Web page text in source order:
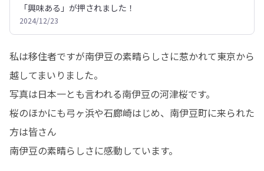
「興味ある」が押されました！
2024/12/23
私は移住者ですが南伊豆の素晴らしさに惹かれて東京から
越してまいりました。
写真は日本一とも言われる南伊豆の河津桜です。
桜のほかにも弓ヶ浜や石廊崎はじめ、南伊豆町に来られた
方は皆さん
南伊豆の素晴らしさに感動しています。